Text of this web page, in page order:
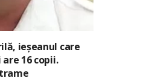
ieșeanul care
16 copii.